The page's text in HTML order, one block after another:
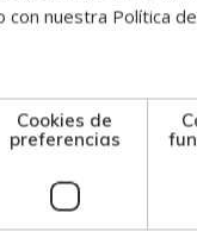
nuestra Política
Cookies de
preferencias